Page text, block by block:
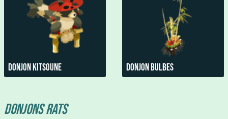
Donjon Kitsoune Donjon Bulbes
Donjons Rats